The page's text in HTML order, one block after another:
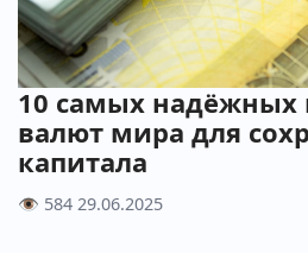
10 самых
валют мира для
капитала
👁 584 29.06.2025